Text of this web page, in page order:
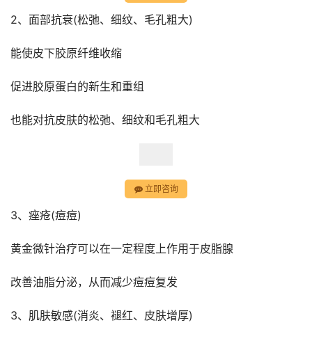
2、面部抗衰(松弛、细纹、毛孔粗大)
能使皮下胶原纤维收缩
促进胶原蛋白的新生和重组
也能对抗皮肤的松弛、细纹和毛孔粗大
立即咨询
3、痤疮(痘痘)
黄金微针治疗可以在一定程度上作用于皮脂腺
改善油脂分泌，从而减少痘痘复发
3、肌肤敏感(消炎、褪红、皮肤增厚)